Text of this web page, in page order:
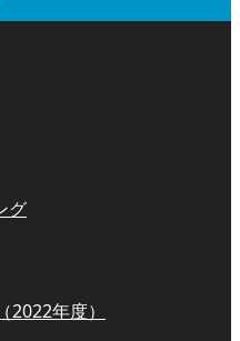
グ
年度）